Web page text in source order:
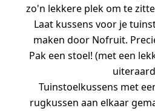
zo'n lekkere plek om te
Laat kussens voor je
maken door Nofruit.
Pak een stoel! (met een
Tuinstoelkussens met
rugkussen aan elkaar